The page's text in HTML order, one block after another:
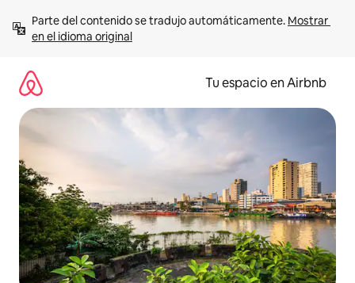
contenido
Parte del contenido se tradujo automáticamente. Mostrar
en el idioma original
Tu espacio en Airbnb